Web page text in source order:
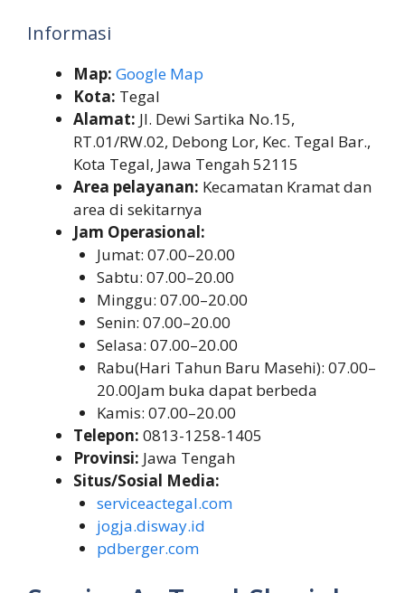
Informasi
Map: Google Map
Kota: Tegal
Alamat: Jl. Dewi Sartika No.15,
RT.01/RW.02, Debong Lor, Kec. Tegal Bar.,
Kota Tegal, Jawa Tengah 52115
Area pelayanan: Kecamatan Kramat dan
area di sekitarnya
Jam Operasional:
Jumat: 07.00–20.00
Sabtu: 07.00–20.00
Minggu: 07.00–20.00
Senin: 07.00–20.00
Selasa: 07.00–20.00
Rabu(Hari Tahun Baru Masehi): 07.00–
20.00Jam buka dapat berbeda
Kamis: 07.00–20.00
Telepon: 0813-1258-1405
Provinsi: Jawa Tengah
Situs/Sosial Media:
serviceactegal.com
jogja.disway.id
pdberger.com